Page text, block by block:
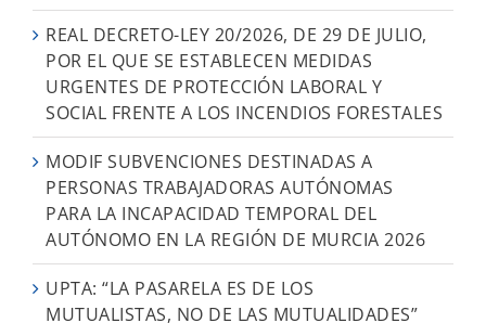
REAL DECRETO-LEY 20/2026, DE 29 DE JULIO,
POR EL QUE SE ESTABLECEN MEDIDAS
URGENTES DE PROTECCIÓN LABORAL Y
SOCIAL FRENTE A LOS INCENDIOS FORESTALES
MODIF SUBVENCIONES DESTINADAS A
PERSONAS TRABAJADORAS AUTÓNOMAS
PARA LA INCAPACIDAD TEMPORAL DEL
AUTÓNOMO EN LA REGIÓN DE MURCIA 2026
UPTA: “LA PASARELA ES DE LOS
MUTUALISTAS, NO DE LAS MUTUALIDADES”